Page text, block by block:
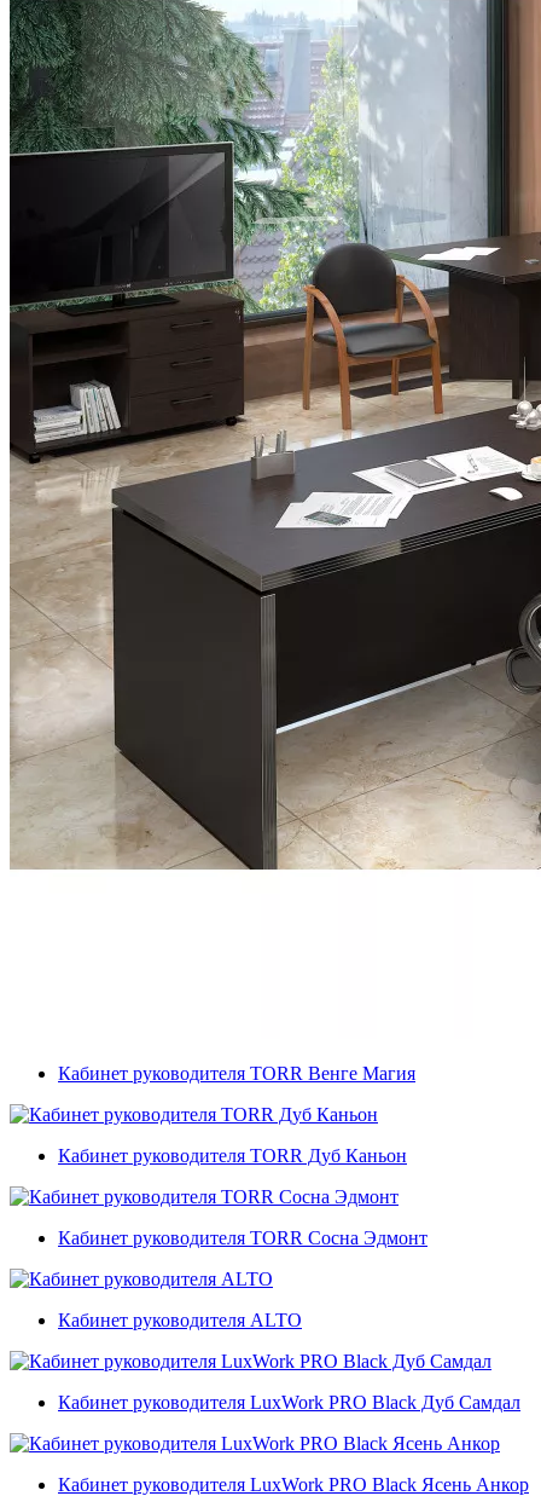
Кабинет руководителя TORR Венге Магия
Кабинет руководителя TORR Дуб Каньон
Кабинет руководителя TORR Сосна Эдмонт
Кабинет руководителя ALTO
Кабинет руководителя LuxWork PRO Black Дуб Самдал
Кабинет руководителя LuxWork PRO Black Ясень Анкор